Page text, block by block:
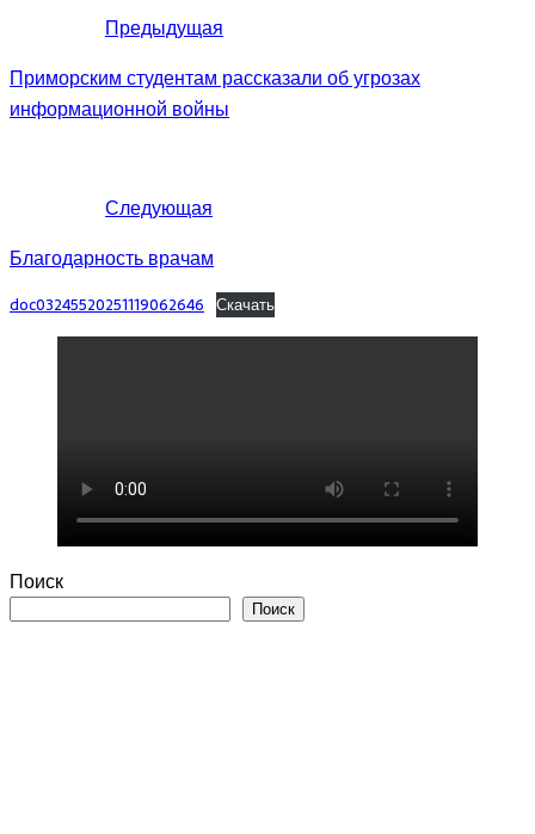
Предыдущая
Приморским студентам рассказали об угрозах
информационной войны
Следующая
Благодарность врачам
doc03245520251119062646 Скачать
Поиск
Поиск